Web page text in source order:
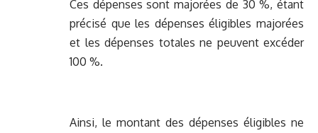
Ces dépenses sont majorées de 30 %, étant
précisé que les dépenses éligibles majorées
et les dépenses totales ne peuvent excéder
100 %.
Ainsi, le montant des dépenses éligibles ne